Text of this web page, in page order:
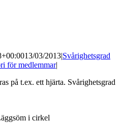
13/03/2013|Svårighetsgrad
för medlemmar|
på t.ex. ett hjärta. Svårighetsgrad
i cirkel